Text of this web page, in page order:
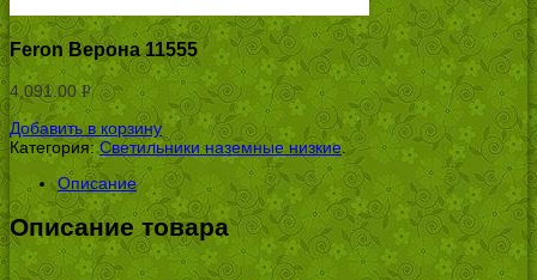
Feron Верона 11555
4,091.00 Р
УБ.
Добавить в корзину
Категория:Светильники наземные низкие.
Описание
Описание товара